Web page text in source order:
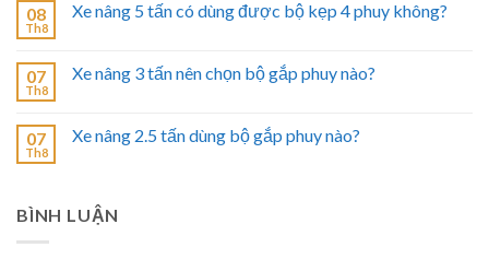
08
Th8
Xe nâng 5 tấn có dùng được bộ kẹp 4 phuy không?
07
Th8
Xe nâng 3 tấn nên chọn bộ gắp phuy nào?
07
Th8
Xe nâng 2.5 tấn dùng bộ gắp phuy nào?
BÌNH LUẬN